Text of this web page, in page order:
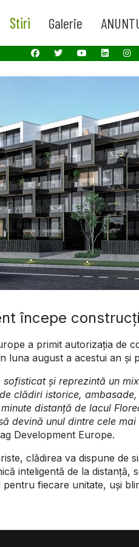
Stiri Galerie
începe
a primit autorizația de
august a acestui an și
sofisticat și reprezintă un
clădiri istorice,
distanță de lacul
devină unul dintre cele
Development Europe.
clădirea va dispune
inteligentă de la
fiecare unitate, uși